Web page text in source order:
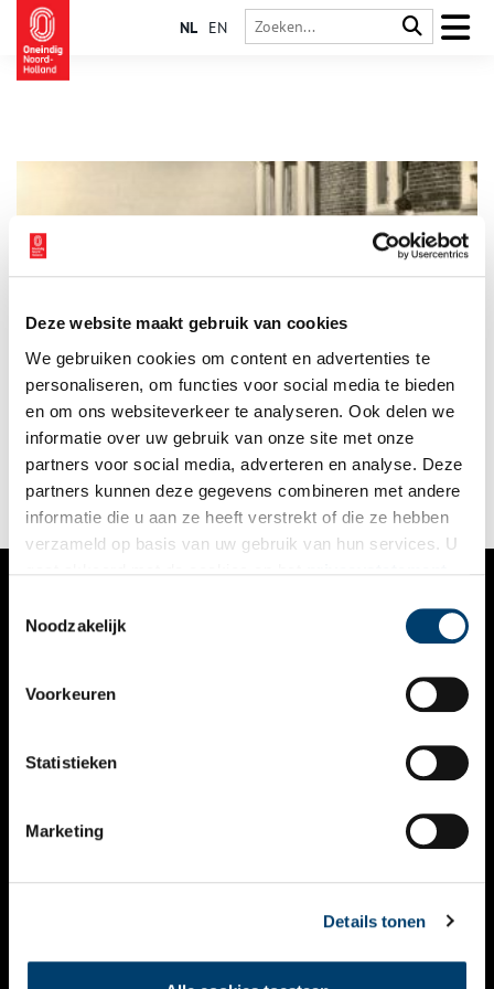
Deze website maakt gebruik van cookies
We gebruiken cookies om content en advertenties te
personaliseren, om functies voor social media te bieden
en om ons websiteverkeer te analyseren. Ook delen we
informatie over uw gebruik van onze site met onze
partners voor social media, adverteren en analyse. Deze
partners kunnen deze gegevens combineren met andere
informatie die u aan ze heeft verstrekt of die ze hebben
verzameld op basis van uw gebruik van hun services. U
Noodzakelijk
Voorkeuren
Statistieken
Marketing
Details tonen
NL EN
Arie Cornelis Bos (1870-1934), onderwijzer aan de Openbare
Lagere School te Egmond aan Zee, was zeer begaan met het lot
van ziekelijke stadskinderen. In 1901 nam hij met A. Kerdijk uit
Amsterdam en G.L. Zwartendijk uit Rotterdam het initiatief tot
het Centraal Genootschap voor Kinderherstellings- en
Vakantiekolonies.
VERHALEN
KALENDER
THEMA’S
VIDEO’S
CONTACT